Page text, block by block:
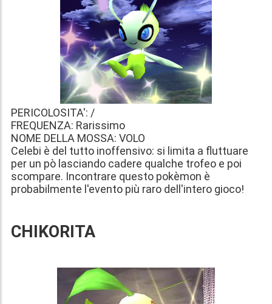
PERICOLOSITA': /
FREQUENZA: Rarissimo
NOME DELLA MOSSA: VOLO
Celebi è del tutto inoffensivo: si limita a fluttuare
per un pò lasciando cadere qualche trofeo e poi
scompare. Incontrare questo pokèmon è
probabilmente l'evento più raro dell'intero gioco!
CHIKORITA